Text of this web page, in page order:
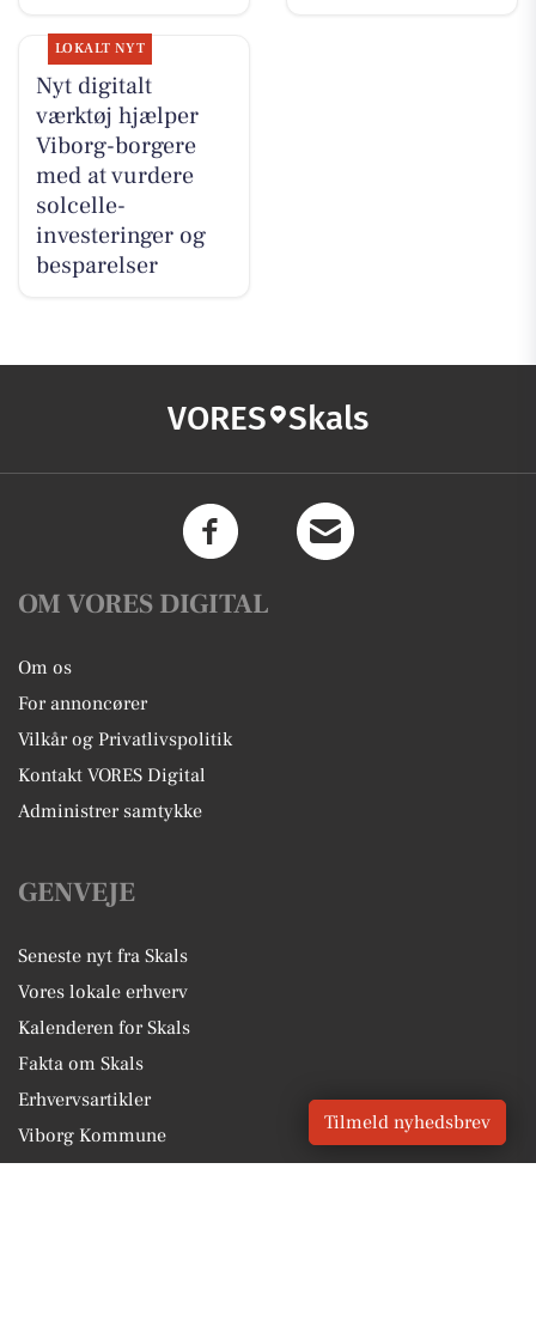
LOKALT NYT
Nyt digitalt
værktøj hjælper
Viborg-borgere
med at vurdere
solcelle-
investeringer og
besparelser
VORES Skals
OM VORES DIGITAL
Om os
For annoncører
Vilkår og Privatlivspolitik
Kontakt VORES Digital
Administrer samtykke
GENVEJE
Seneste nyt fra Skals
Vores lokale erhverv
Kalenderen for Skals
Fakta om Skals
Erhvervsartikler
Viborg Kommune
Tilmeld nyhedsbrev